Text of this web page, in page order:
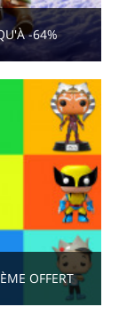
-64%
OFFERT